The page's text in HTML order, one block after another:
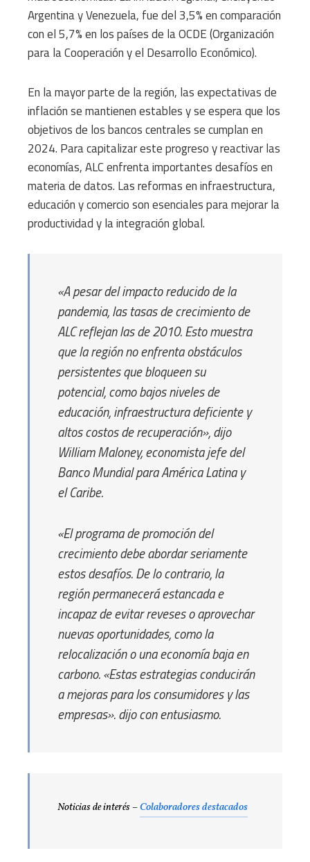
Argentina y Venezuela, fue del 3,5% en comparación
con el 5,7% en los países de la OCDE (Organización
para la Cooperación y el Desarrollo Económico).
En la mayor parte de la región, las expectativas de
inflación se mantienen estables y se espera que los
objetivos de los bancos centrales se cumplan en
2024. Para capitalizar este progreso y reactivar las
economías, ALC enfrenta importantes desafíos en
materia de datos. Las reformas en infraestructura,
educación y comercio son esenciales para mejorar la
productividad y la integración global.
«A pesar del impacto reducido de la
pandemia, las tasas de crecimiento de
ALC reflejan las de 2010. Esto muestra
que la región no enfrenta obstáculos
persistentes que bloqueen su
potencial, como bajos niveles de
educación, infraestructura deficiente y
altos costos de recuperación»,dijo
William Maloney, economista jefe del
Banco Mundial para América Latina y
el Caribe.
«El programa de promoción del
crecimiento debe abordar seriamente
estos desafíos. De lo contrario, la
región permanecerá estancada e
incapaz de evitar reveses o aprovechar
nuevas oportunidades, como la
relocalización o una economía baja en
carbono. «Estas estrategias conducirán
a mejoras para los consumidores y las
empresas».dijo con entusiasmo.
Noticias de interés –Colaboradores destacados